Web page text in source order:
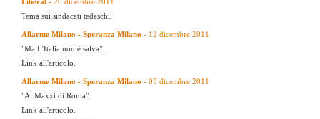
Tema sui sindacati tedeschi.
Allarme Milano - Speranza Milano - 12 dicembre 2011
"Ma L'Italia non è salva".
Link all'articolo.
Allarme Milano - Speranza Milano - 05 dicembre 2011
"Al Maxxi di Roma".
Link all'articolo.